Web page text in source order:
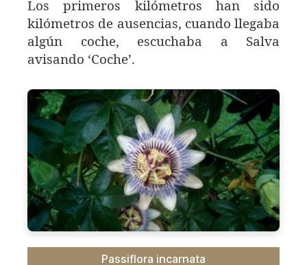
Los primeros kilómetros han sido
kilómetros de ausencias, cuando llegaba
algún coche, escuchaba a Salva
avisando ‘Coche’.
Passiflora incarnata